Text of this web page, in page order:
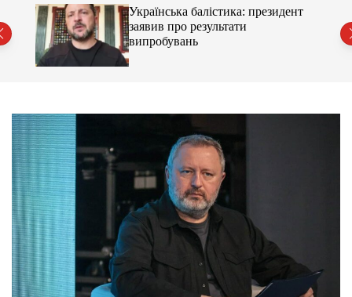
у
к
Українська балістика: президент
заявив про результати
випробувань